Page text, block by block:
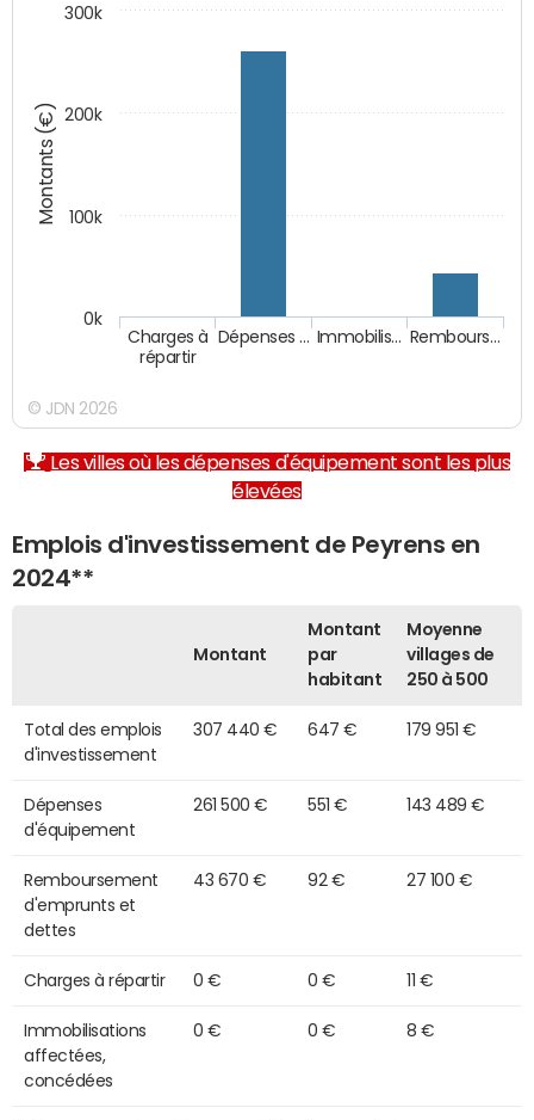
Montants (€)
Charges à
répartir
Dépenses … Immobilis… Rembours…
0k
100k
200k
300k
© JDN 2026
Les villes où les dépenses d'équipement sont les plus
élevées
Emplois d'investissement de Peyrens en
2024**
Montant
Montant
par
habitant
Moyenne
villages de
250 à 500
Total des emplois
d'investissement
307 440 € 647 € 179 951 €
Dépenses
d'équipement
261 500 € 551 € 143 489 €
Remboursement
d'emprunts et
dettes
43 670 € 92 € 27 100 €
Charges à répartir 0 € 0 € 11 €
Immobilisations
affectées,
concédées
0 € 0 € 8 €